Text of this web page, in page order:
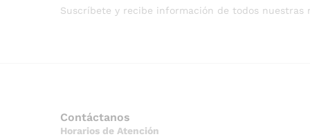
Suscríbete y recibe información de todos nuestras
Contáctanos
Horarios de Atención